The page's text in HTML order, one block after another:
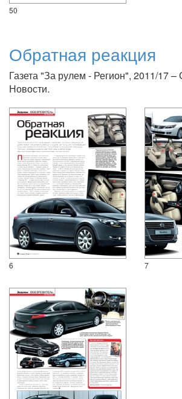
50
Обратная реакция
Газета "За рулем - Регион", 2011/17 –
Новости.
6 7